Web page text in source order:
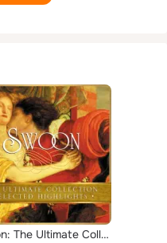
Swoon: The Ultimate Collection – Selected Highlights